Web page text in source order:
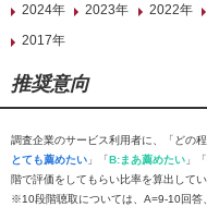
2024年
2023年 2022年
2017年
推奨意向
調査企業のサービス利用者に、「どの
とても薦めたい 」「B:まあ薦めたい 」「
階で評価をしてもらい比率を算出してい
※10段階聴取については、A=9-10回答